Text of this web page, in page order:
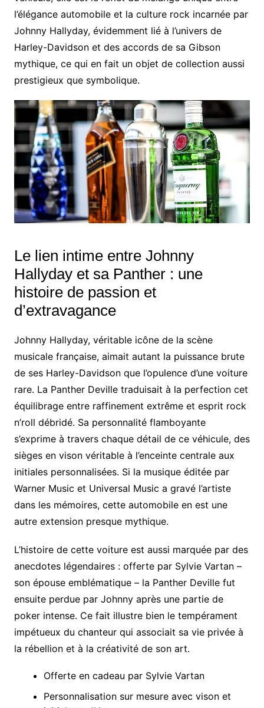
l’élégance automobile et la culture rock incarnée par
Johnny Hallyday, évidemment lié à l’univers de
Harley-Davidson et des accords de sa Gibson
mythique, ce qui en fait un objet de collection aussi
prestigieux que symbolique.
Le lien intime entre Johnny
Hallyday et sa Panther : une
histoire de passion et
d’extravagance
Johnny Hallyday, véritable icône de la scène
musicale française, aimait autant la puissance brute
de ses Harley-Davidson que l’opulence d’une voiture
rare. La Panther Deville traduisait à la perfection cet
équilibrage entre raffinement extrême et esprit rock
n’roll débridé. Sa personnalité flamboyante
s’exprime à travers chaque détail de ce véhicule, des
sièges en vison véritable à l’enceinte centrale aux
initiales personnalisées. Si la musique éditée par
Warner Music et Universal Music a gravé l’artiste
dans les mémoires, cette automobile en est une
autre extension presque mythique.
L’histoire de cette voiture est aussi marquée par des
anecdotes légendaires : offerte par Sylvie Vartan –
son épouse emblématique – la Panther Deville fut
ensuite perdue par Johnny après une partie de
poker intense. Ce fait illustre bien le tempérament
impétueux du chanteur qui associait sa vie privée à
la rébellion et à la créativité de son art.
Offerte en cadeau par Sylvie Vartan
Personnalisation sur mesure avec vison et